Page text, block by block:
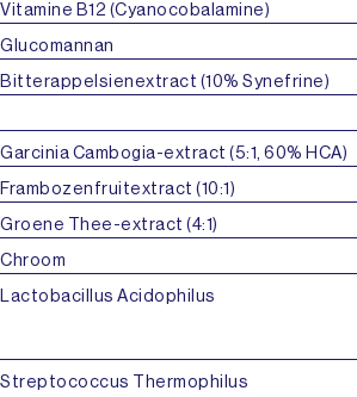
Vitamine B12 (Cyanocobalamine)
Glucomannan
Bitterappelsienextract (10% Synefrine)
Garcinia Cambogia-extract (5:1, 60% HCA)
Frambozenfruitextract (10:1)
Groene Thee-extract (4:1)
Chroom
Lactobacillus Acidophilus
Streptococcus Thermophilus